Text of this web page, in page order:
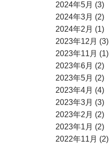
2024年5月 (3)
2024年3月 (2)
2024年2月 (1)
2023年12月 (3)
2023年11月 (1)
2023年6月 (2)
2023年5月 (2)
2023年4月 (4)
2023年3月 (3)
2023年2月 (2)
2023年1月 (2)
2022年11月 (2)